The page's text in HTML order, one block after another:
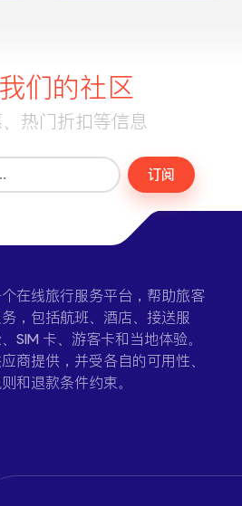
们的社区
热门折扣等信息
订阅
在线旅行服务平台，帮助旅客
，包括航班、酒店、接送服
SIM 卡、游客卡和当地体验。
商提供，并受各自的可用性、
和退款条件约束。